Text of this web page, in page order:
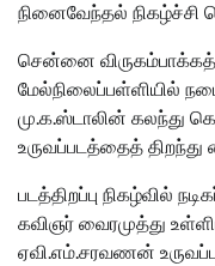
நினைவேந்தல்
சென்னை
மேல்நிலைப்பள்ளியில்
மு.க.ஸ்டாலின் கலந்து
உருவப்படத்தைத் திறந்து
படத்திறப்பு நிகழ்வில்
கவிஞர் வைரமுத்து
ஏவி.எம்.சரவணன்